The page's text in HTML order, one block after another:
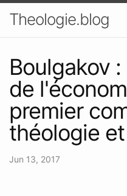
Theologie.blog
Boulgakov
de
premier
théologie
Jun 13, 2017